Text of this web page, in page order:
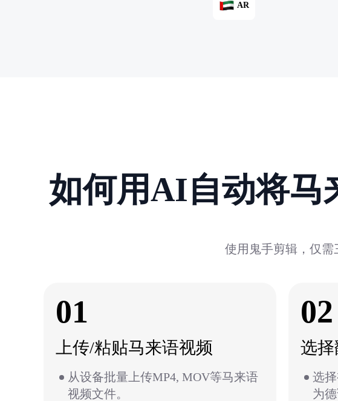
AR
如何用AI自动将马
使用鬼手剪辑，仅
01
上传/粘贴马来语视频
从设备批量上传MP4, MOV等马来语
视频文件。
02
选
选
为德